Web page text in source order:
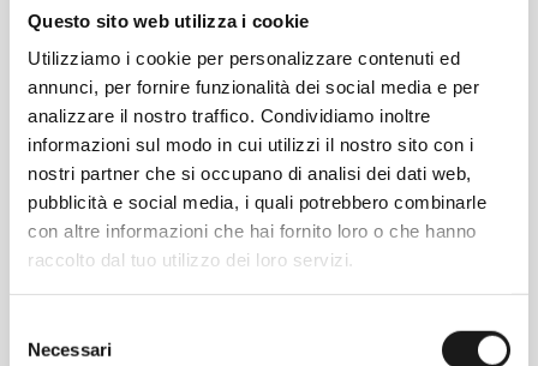
Questo sito web utilizza i cookie
Utilizziamo i cookie per personalizzare contenuti ed
annunci, per fornire funzionalità dei social media e per
analizzare il nostro traffico. Condividiamo inoltre
informazioni sul modo in cui utilizzi il nostro sito con i
nostri partner che si occupano di analisi dei dati web,
pubblicità e social media, i quali potrebbero combinarle
con altre informazioni che hai fornito loro o che hanno
raccolto dal tuo utilizzo dei loro servizi.
delNecessari
Chiedi ad un esperto
Davide di RRTrek